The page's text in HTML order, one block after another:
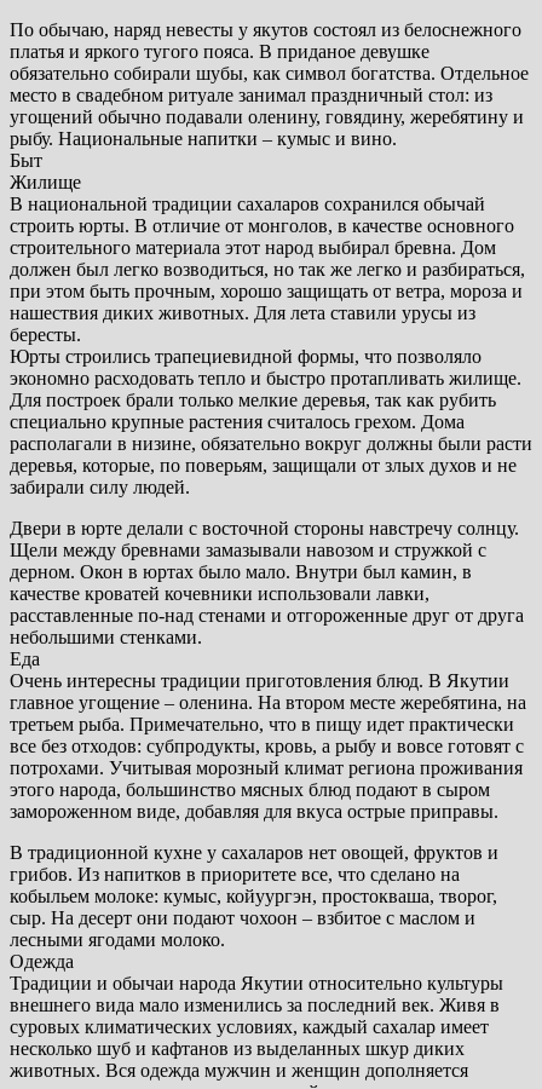
По обычаю, наряд невесты у якутов состоял из белоснежного
платья и яркого тугого пояса. В приданое девушке
обязательно собирали шубы, как символ богатства. Отдельное
место в свадебном ритуале занимал праздничный стол: из
угощений обычно подавали оленину, говядину, жеребятину и
рыбу. Национальные напитки – кумыс и вино.
Быт
Жилище
В национальной традиции сахаларов сохранился обычай
строить юрты. В отличие от монголов, в качестве основного
строительного материала этот народ выбирал бревна. Дом
должен был легко возводиться, но так же легко и разбираться,
при этом быть прочным, хорошо защищать от ветра, мороза и
нашествия диких животных. Для лета ставили урусы из
бересты.
Юрты строились трапециевидной формы, что позволяло
экономно расходовать тепло и быстро протапливать жилище.
Для построек брали только мелкие деревья, так как рубить
специально крупные растения считалось грехом. Дома
располагали в низине, обязательно вокруг должны были расти
деревья, которые, по поверьям, защищали от злых духов и не
забирали силу людей.
Двери в юрте делали с восточной стороны навстречу солнцу.
Щели между бревнами замазывали навозом и стружкой с
дерном. Окон в юртах было мало. Внутри был камин, в
качестве кроватей кочевники использовали лавки,
расставленные по-над стенами и отгороженные друг от друга
небольшими стенками.
Еда
Очень интересны традиции приготовления блюд. В Якутии
главное угощение – оленина. На втором месте жеребятина, на
третьем рыба. Примечательно, что в пищу идет практически
все без отходов: субпродукты, кровь, а рыбу и вовсе готовят с
потрохами. Учитывая морозный климат региона проживания
этого народа, большинство мясных блюд подают в сыром
замороженном виде, добавляя для вкуса острые приправы.
В традиционной кухне у сахаларов нет овощей, фруктов и
грибов. Из напитков в приоритете все, что сделано на
кобыльем молоке: кумыс, койуургэн, простокваша, творог,
сыр. На десерт они подают чохоон – взбитое с маслом и
лесными ягодами молоко.
Одежда
Традиции и обычаи народа Якутии относительно культуры
внешнего вида мало изменились за последний век. Живя в
суровых климатических условиях, каждый сахалар имеет
несколько шуб и кафтанов из выделанных шкур диких
животных. Вся одежда мужчин и женщин дополняется